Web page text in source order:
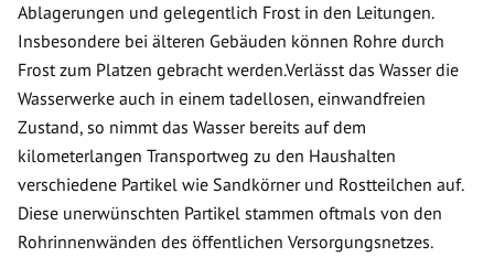
Ablagerungen und gelegentlich Frost in den Leitungen.
Insbesondere bei älteren Gebäuden können Rohre durch
Frost zum Platzen gebracht werden.Verlässt das Wasser die
Wasserwerke auch in einem tadellosen, einwandfreien
Zustand, so nimmt das Wasser bereits auf dem
kilometerlangen Transportweg zu den Haushalten
verschiedene Partikel wie Sandkörner und Rostteilchen auf.
Diese unerwünschten Partikel stammen oftmals von den
Rohrinnenwänden des öffentlichen Versorgungsnetzes.